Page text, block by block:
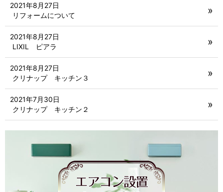
リフォームについて
2021年8月27日
LIXIL ピアラ
2021年8月27日
クリナップ キッチン３
2021年8月27日
クリナップ キッチン２
2021年7月30日